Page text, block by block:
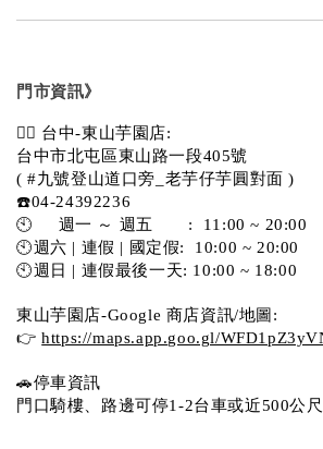
門市資訊》
💁‍♀️ 台中-東山芋園店:
台中市北屯區東山路一段405號
( #九號登山道口旁_老芋仔芋圓對面 )
☎️04-24392236
🕙     週一 ～ 週五       :  11:00 ~ 20:00
🕙週六 | 連假 | 國定假:  10:00 ~ 20:00
🕙週日 | 連假最後一天: 10:00 ~ 18:00
東山芋園店-Google 商店資訊/地圖:
👉 https://maps.app.goo.gl/
🚗停車資訊
門口騎樓、路邊可停1-2台車或近500公